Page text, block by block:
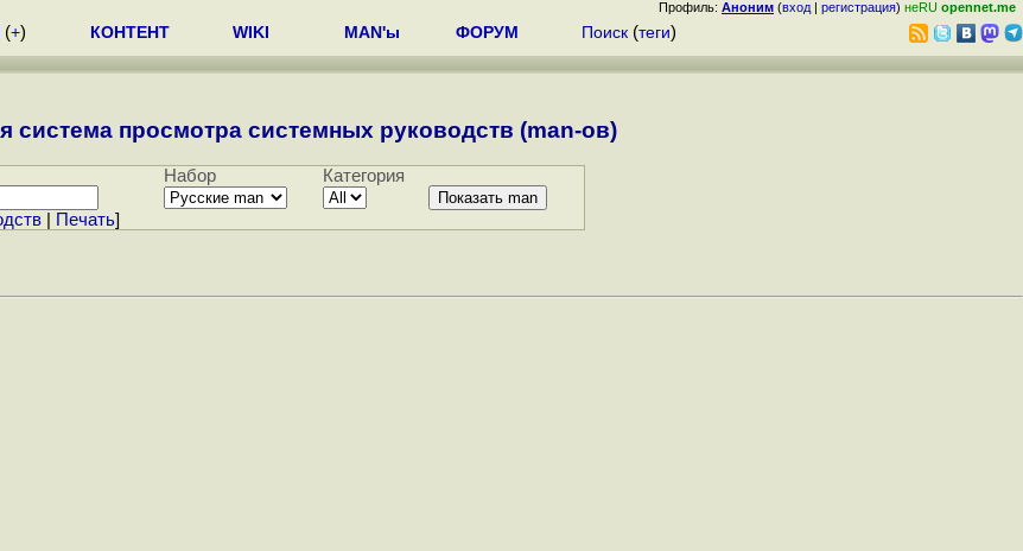
Профиль: Аноним (вход | регистрация) неRU opennet.me
(+) КОНТЕНТ WIKI MAN'ы ФОРУМ Поиск (теги)
система просмотра системных руководств (man-ов)
Набор Категория
| Печать]